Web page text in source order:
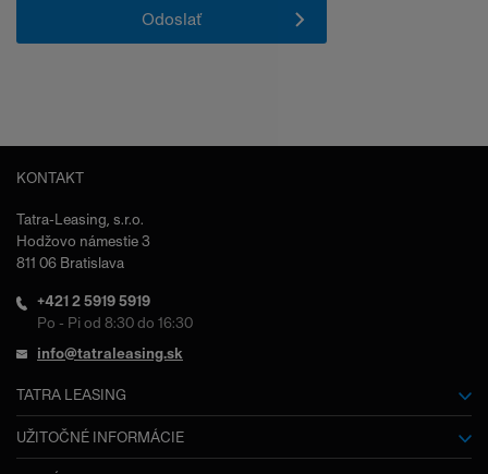
KONTAKT
Tatra-Leasing, s.r.o.
Hodžovo námestie 3
811 06 Bratislava
+421 2 5919 5919
Po - Pi od 8:30 do 16:30
info@tatraleasing.sk
TATRA LEASING
O nás
UŽITOČNÉ INFORMÁCIE